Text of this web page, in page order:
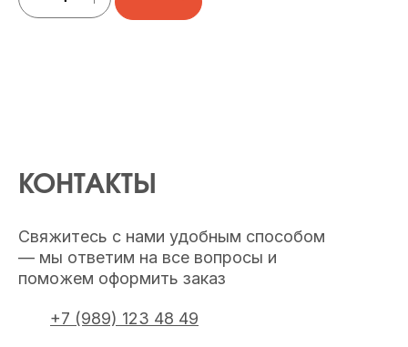
КОНТАКТЫ
Свяжитесь с нами удобным способом
— мы ответим на все вопросы и
поможем оформить заказ
+7 (989) 123 48 49